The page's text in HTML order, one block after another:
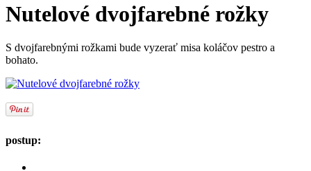
Nutelové dvojfarebné rožky
S dvojfarebnými rožkami bude vyzerať misa koláčov pestro a
bohato.
postup: